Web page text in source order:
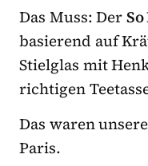
Das Muss: Der
basierend auf
Stielglas mit
richtigen
Das waren
Paris.